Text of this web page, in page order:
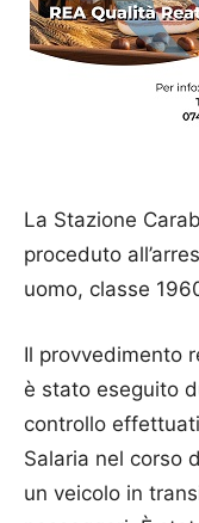
La Stazione
proceduto
uomo, classe
Il provvedimento
è stato eseguito
controllo
Salaria nel corso
un veicolo in